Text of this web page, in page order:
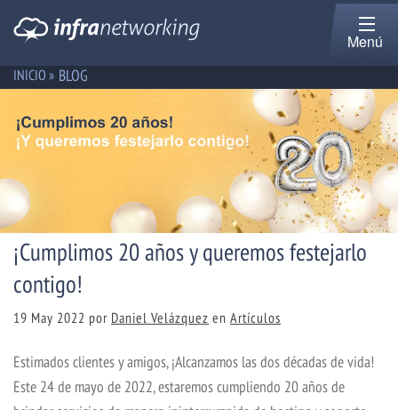
Menú
INICIO » BLOG
¡Cumplimos 20 años y queremos festejarlo
contigo!
19 May 2022 por Daniel Velázquez en Artículos
Estimados clientes y amigos, ¡Alcanzamos las dos décadas de vida!
Este 24 de mayo de 2022, estaremos cumpliendo 20 años de